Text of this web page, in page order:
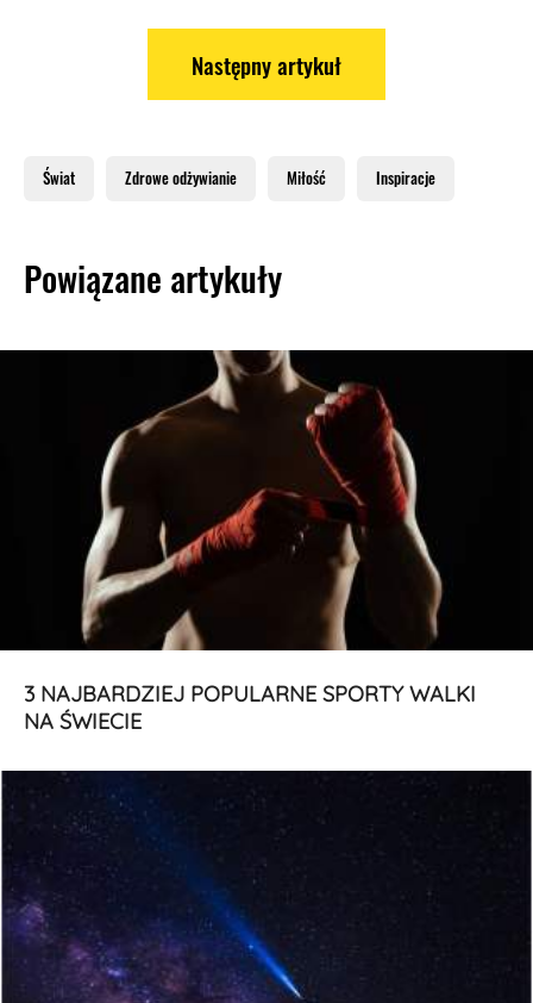
Następny artykuł
Świat Zdrowe odżywianie Miłość Inspiracje
Powiązane artykuły
3 NAJBARDZIEJ POPULARNE SPORTY WALKI
NA ŚWIECIE